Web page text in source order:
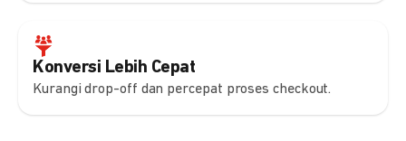
Konversi Lebih Cepat
Kurangi drop-off dan percepat proses checkout.